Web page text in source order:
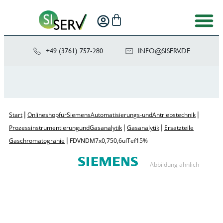
+49 (3761) 757-280 ED.VRE
SIS@OF
NI
Start | Onlineshop für Siemens Automatisierungs- und Antriebstechnik |
Prozessinstrumentierung und Gasanalytik | Gasanalytik | Ersatzteile
Gaschromatograhie | FDV ND M7x0,75 0,6ul Tef 15%
Abbildung ähnlich